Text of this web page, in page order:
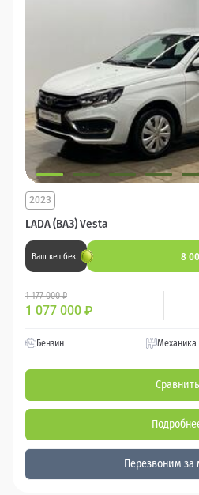
LADA (ВАЗ) Vesta
2023
Ваш кешбек 8
1 177 000 ₽
1 077 000 ₽
Бензин Механика
Сравнить
Перезвоним за